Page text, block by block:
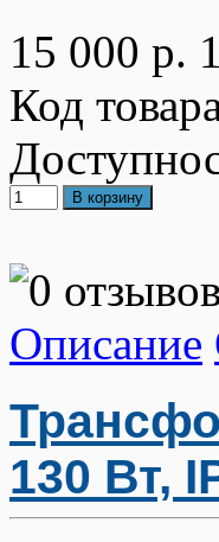
15 000 р.
Код
Описание
130 Вт,